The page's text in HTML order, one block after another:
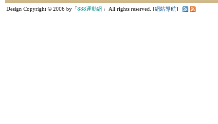
Design Copyright © 2006 by「888運動網 」 All rights reserved. [網站導航]